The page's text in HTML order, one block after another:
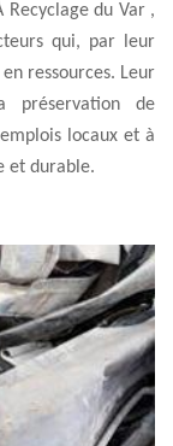
du Var ,
qui, par leur
ressources. Leur
préservation de
locaux et à
et durable.